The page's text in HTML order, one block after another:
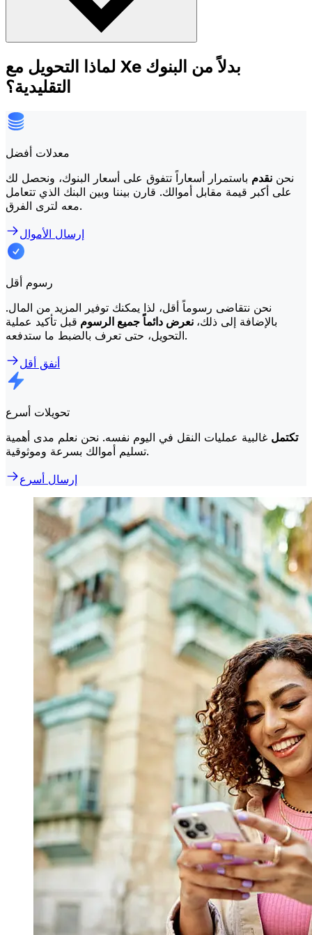
لماذا التحويل مع Xe بدلاً من البنوك
التقليدية؟
معدلات أفضل
نحن نقدم باستمرار أسعاراً تتفوق على أسعار البنوك، ونحصل لك
على أكبر قيمة مقابل أموالك. قارن بيننا وبين البنك الذي تتعامل
معه لترى الفرق.
إرسال الأموال
رسوم أقل
نحن نتقاضى رسوماً أقل، لذا يمكنك توفير المزيد من المال.
بالإضافة إلى ذلك، نعرض دائماً جميع الرسوم قبل تأكيد عملية
التحويل، حتى تعرف بالضبط ما ستدفعه.
أنفق أقل
تحويلات أسرع
تكتمل غالبية عمليات النقل في اليوم نفسه. نحن نعلم مدى أهمية
تسليم أموالك بسرعة وموثوقية.
إرسال أسرع